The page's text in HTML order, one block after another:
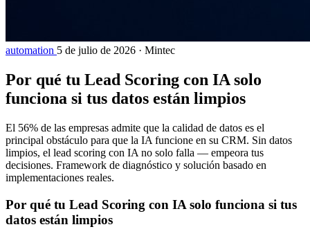
automation 5 de julio de 2026 · Mintec
Por qué tu Lead Scoring con IA solo
funciona si tus datos están limpios
El 56% de las empresas admite que la calidad de datos es el
principal obstáculo para que la IA funcione en su CRM. Sin datos
limpios, el lead scoring con IA no solo falla — empeora tus
decisiones. Framework de diagnóstico y solución basado en
implementaciones reales.
Por qué tu Lead Scoring con IA solo funciona si tus
datos están limpios